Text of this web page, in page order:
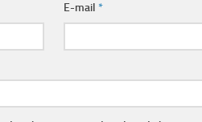
E-mail*